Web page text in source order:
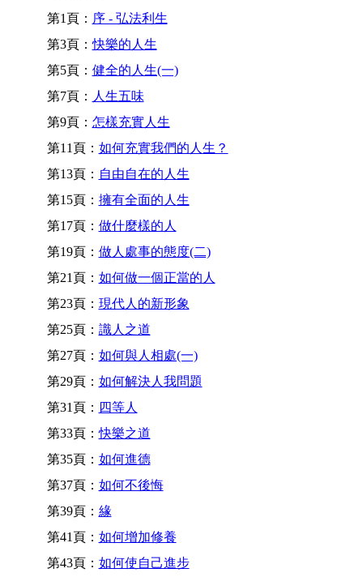
第1頁： 序 - 弘法利生
第3頁：快樂的人生
第5頁： 健全的人生(一)
第7頁： 人生五味
第9頁： 怎樣充實人生
第11頁： 如何充實我們的人生？
第13頁： 自由自在的人生
第15頁： 擁有全面的人生
第17頁： 做什麼樣的人
第19頁： 做人處事的態度(二)
第21頁： 如何做一個正當的人
第23頁： 現代人的新形象
第25頁： 識人之道
第27頁： 如何與人相處(一)
第29頁： 如何解決人我問題
第31頁： 四等人
第33頁：快樂之道
第35頁： 如何進德
第37頁： 如何不後悔
第39頁： 緣
第41頁： 如何增加修養
第43頁： 如何使自己進步